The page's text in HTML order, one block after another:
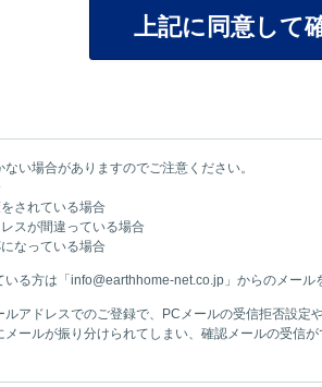
い場合がありますのでご注意ください。
されている場合
スが間違っている場合
なっている場合
る方は「info@earthhome-net.co.jp」からのメール
アドレスでのご登録で、PCメールの受信拒否設定
ールが振り分けられてしまい、確認メールの受信